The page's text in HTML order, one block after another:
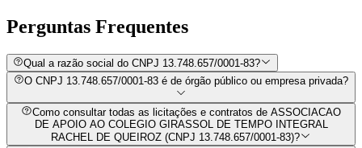
Perguntas Frequentes
Qual a razão social do CNPJ 13.748.657/0001-83?
O CNPJ 13.748.657/0001-83 é de órgão público ou empresa privada?
Como consultar todas as licitações e contratos de ASSOCIACAO
DE APOIO AO COLEGIO GIRASSOL DE TEMPO INTEGRAL
RACHEL DE QUEIROZ (CNPJ 13.748.657/0001-83)?